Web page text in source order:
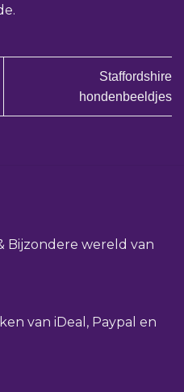
Staffordshire
hondenbeeldjes
Bijzondere wereld van
van iDeal, Paypal en